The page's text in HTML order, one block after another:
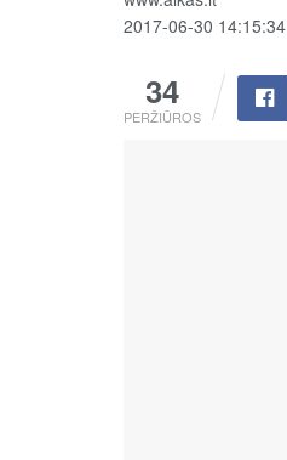
2017-06-30 14:15:34
34
PERŽIŪROS